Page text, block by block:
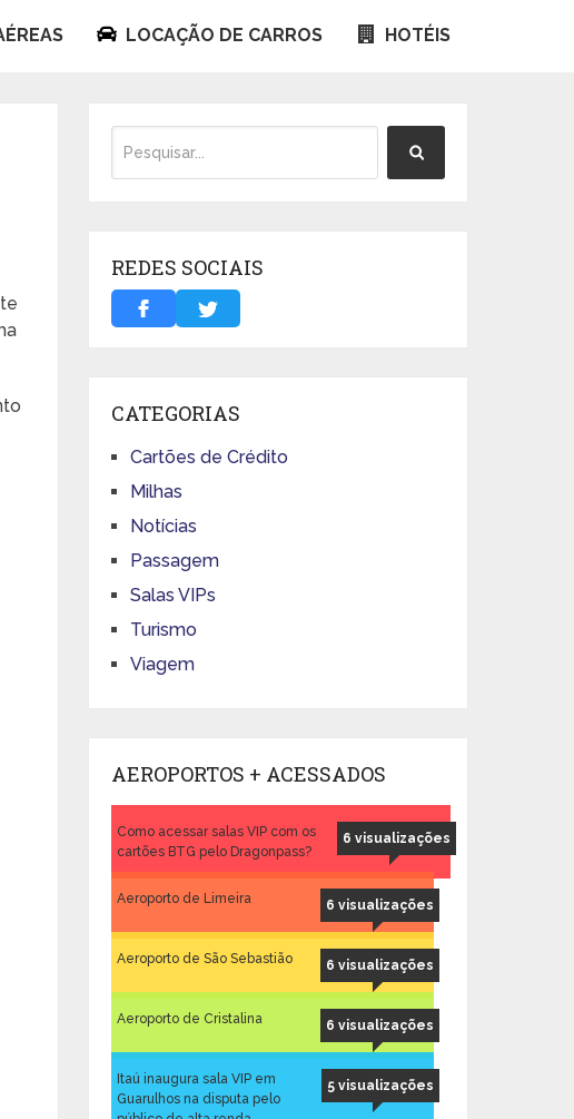
LOCAÇÃO DE CARROS HOTÉIS
REDES SOCIAIS
CATEGORIAS
Cartões de Crédito
Milhas
Notícias
Passagem
Salas VIPs
Turismo
Viagem
AEROPORTOS + ACESSADOS
6 visualizações
Como acessar salas VIP com os
cartões BTG pelo Dragonpass?
6 visualizações
Aeroporto de Limeira
6 visualizações
Aeroporto de São Sebastião
6 visualizações
Aeroporto de Cristalina
5 visualizações
Itaú inaugura sala VIP em
Guarulhos na disputa pelo